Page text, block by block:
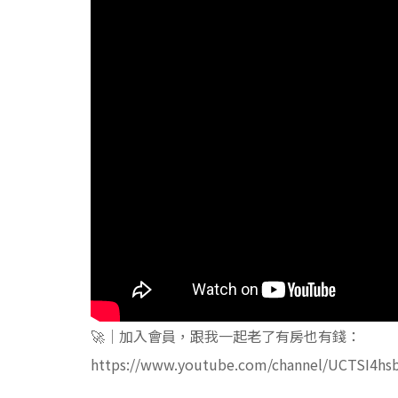
🚀｜加入會員，跟我一起老了有房也有錢：
https://www.youtube.com/channel/